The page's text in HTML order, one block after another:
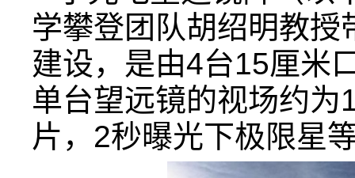
学攀登团队胡绍明教
建设，是由4台15厘米
单台望远镜的视场约
片，2秒曝光下极限星